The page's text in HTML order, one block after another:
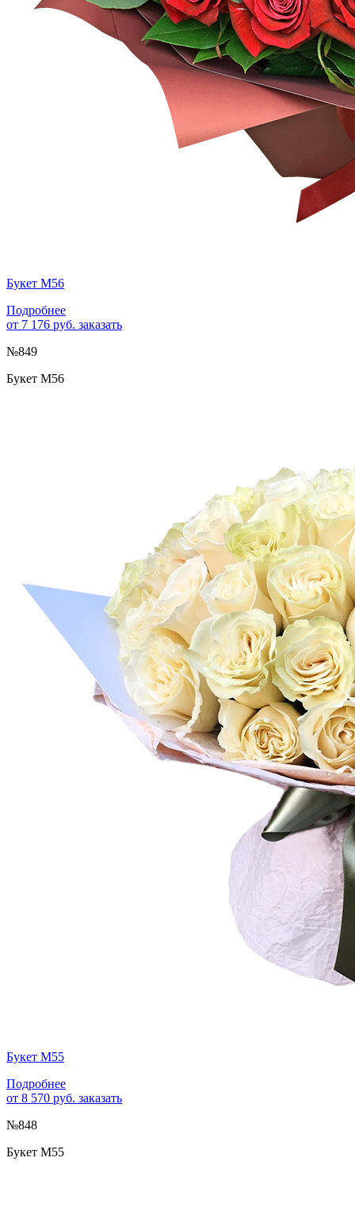
Букет М56
Подробнее
от 7 176 руб. заказать
№849
Букет М56
Букет М55
Подробнее
от 8 570 руб. заказать
№848
Букет М55